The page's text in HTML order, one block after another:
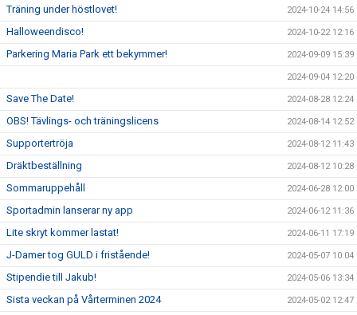
Träning under höstlovet! 2024-10-24 14:56
Halloweendisco! 2024-10-22 12:16
Parkering Maria Park ett bekymmer! 2024-09-09 15:39
2024-09-04 12:20
Save The Date! 2024-08-28 12:24
OBS! Tävlings- och träningslicens 2024-08-14 12:52
Supportertröja 2024-08-12 11:43
Dräktbeställning 2024-08-12 10:28
Sommaruppehåll 2024-06-28 12:00
Sportadmin lanserar ny app 2024-06-12 11:36
Lite skryt kommer lastat! 2024-06-11 17:19
J-Damer tog GULD i fristående! 2024-05-07 10:04
Stipendie till Jakub! 2024-05-06 13:34
Sista veckan på Vårterminen 2024 2024-05-02 12:47